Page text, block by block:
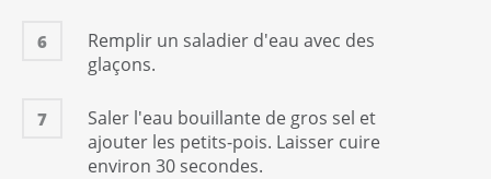
6
Remplir un saladier d'eau avec des
glaçons.
7
Saler l'eau bouillante de gros sel et
ajouter les petits-pois. Laisser cuire
environ 30 secondes.